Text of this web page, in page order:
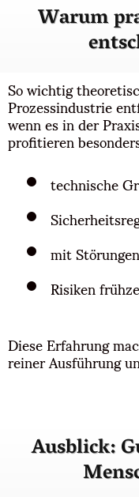
Warum
So wichtig
Prozessindustrie
wenn es in der
profitieren
technische
mit
Risiken
Diese Erfahrung
reiner Ausführung
Ausblick: